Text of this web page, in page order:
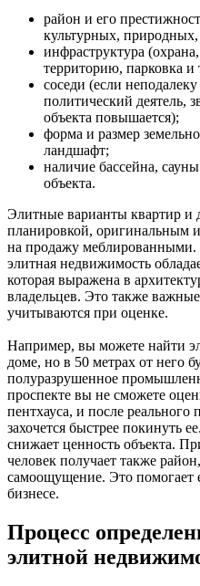
район и его
культурных, природных,
инфраструктура
территорию, парковка и
соседи (если
политический деятель,
объекта повышается);
форма и размер
ландшафт;
наличие бассейна,
объекта.
Элитные варианты квартир и
планировкой, оригинальным
на продажу меблированными.
элитная недвижимость
которая выражена в
владельцев. Это также
учитываются при оценке.
Например, вы можете найти
доме, но в 50 метрах от него
полуразрушенное
проспекте вы не сможете
пентхауса, и после
захочется быстрее покинуть
снижает ценность объекта.
человек получает также
самоощущение. Это помогает
бизнесе.
Процесс
элитной